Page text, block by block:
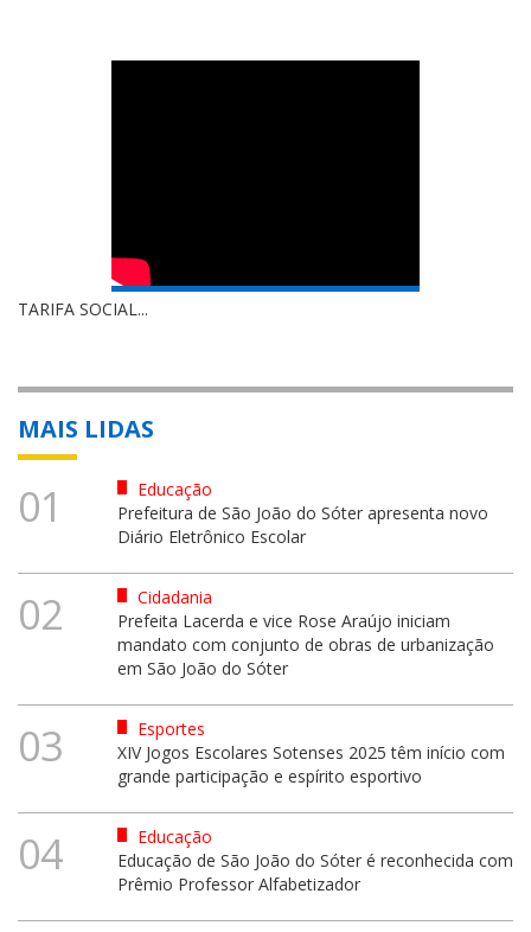
TARIFA SOCIAL...
MAIS LIDAS
01
Educação
Prefeitura de São João do Sóter apresenta novo
Diário Eletrônico Escolar
02
Cidadania
Prefeita Lacerda e vice Rose Araújo iniciam
mandato com conjunto de obras de urbanização
em São João do Sóter
03
Esportes
XIV Jogos Escolares Sotenses 2025 têm início com
grande participação e espírito esportivo
04
Educação
Educação de São João do Sóter é reconhecida com
Prêmio Professor Alfabetizador